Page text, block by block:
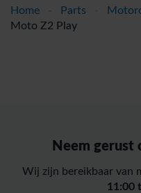
Home Parts
Moto Z2 Play
Neem gerust
Wij zijn bereikbaar van
11:00